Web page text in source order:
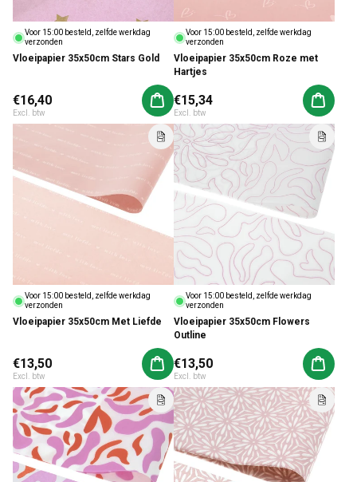
Voor 15:00 besteld, zelfde werkdag
verzonden
Vloeipapier 35x50cm Stars Gold
Normale prijs
€16,40
Excl. btw
Aan winkelwagen toevoegen
Voor 15:00 besteld, zelfde werkdag
verzonden
Vloeipapier 35x50cm Roze met
Hartjes
Normale prijs
€15,34
Excl. btw
Aan
Voor 15:00 besteld, zelfde werkdag
verzonden
Vloeipapier 35x50cm Met Liefde
Normale prijs
€13,50
Excl. btw
Aan winkelwagen toevoegen
Voor 15:00 besteld, zelfde werkdag
verzonden
Vloeipapier 35x50cm Flowers
Outline
Normale prijs
€13,50
Excl. btw
Aan